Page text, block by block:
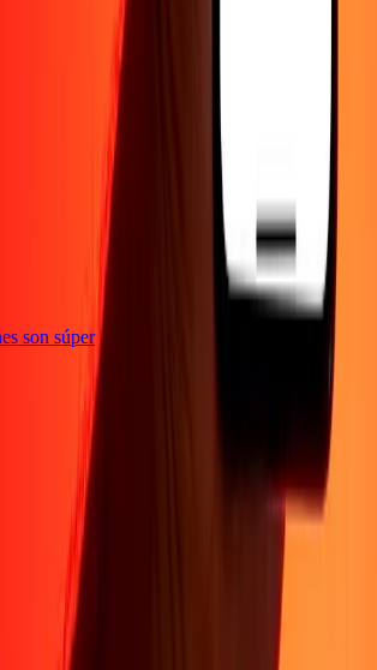
son súper
Acerca de
Conviértete en agenteConviértete
Conviértete en socio estratégico
Carreras Promociones
Transferencia internacional de dinero
Soporte